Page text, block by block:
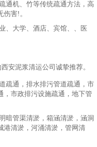
通机、竹等传统疏通方法，高
害!。
、大学、酒店、宾馆、、医
安泥浆清运公司诚挚推荐。
疏通，排水排污管道疏通，市
，市政排污设施疏通，地下管
暗管渠清淤，箱涵清淤，涵洞
港清淤，河涌清淤，管网清